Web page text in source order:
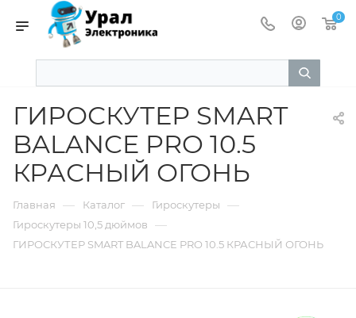
0
ГИРОСКУТЕР SMART
BALANCE PRO 10.5
КРАСНЫЙ ОГОНЬ
Главная — Каталог — Гироскутеры —
Гироскутеры 10,5 дюймов —
ГИРОСКУТЕР SMART BALANCE PRO 10.5 КРАСНЫЙ ОГОНЬ